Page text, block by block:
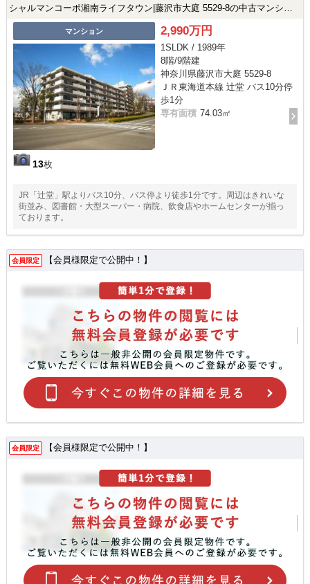
シャルマンコーポ湘南ライフタウン|藤沢市大庭 5529-8の中古マンション
マンション
13枚
2,990万円
1SLDK / 1989年
8階/9階建
神奈川県藤沢市大庭 5529-8
ＪＲ東海道本線 辻堂 バス10分停
歩1分
専有面積 74.03㎡
JR「辻堂」駅よりバス10分、バス停より徒歩1分です。周辺はきれいな
街並み、図書館・大型スーパー・病院、飲食店やホームセンターが揃っ
ております。
会員限定 【会員様限定で公開中！】
会員限定 【会員様限定で公開中！】